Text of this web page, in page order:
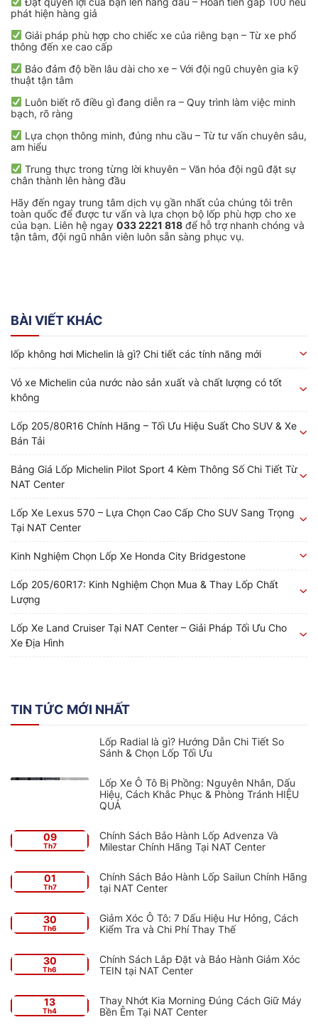
phát hiện hàng giả
Giải pháp phù hợp cho chiếc xe của riêng bạn – Từ xe phổ
thông đến xe cao cấp
Bảo đảm độ bền lâu dài cho xe – Với đội ngũ chuyên gia kỹ
thuật tận tâm
Luôn biết rõ điều gì đang diễn ra – Quy trình làm việc minh
bạch, rõ ràng
Lựa chọn thông minh, đúng nhu cầu – Từ tư vấn chuyên sâu,
am hiểu
Trung thực trong từng lời khuyên – Văn hóa đội ngũ đặt sự
chân thành lên hàng đầu
Hãy đến ngay trung tâm dịch vụ gần nhất của chúng tôi trên
toàn quốc để được tư vấn và lựa chọn bộ lốp phù hợp cho xe
của bạn. Liên hệ ngay 033 2221 818 để hỗ trợ nhanh chóng và
tận tâm, đội ngũ nhân viên luôn sẵn sàng phục vụ.
BÀI VIẾT KHÁC
lốp không hơi Michelin là gì? Chi tiết các tính năng mới
Vỏ xe Michelin của nước nào sản xuất và chất lượng có tốt
không
Lốp 205/80R16 Chính Hãng – Tối Ưu Hiệu Suất Cho SUV & Xe
Bán Tải
Bảng Giá Lốp Michelin Pilot Sport 4 Kèm Thông Số Chi Tiết Từ
NAT Center
Lốp Xe Lexus 570 – Lựa Chọn Cao Cấp Cho SUV Sang Trọng
Tại NAT Center
Kinh Nghiệm Chọn Lốp Xe Honda City Bridgestone
Lốp 205/60R17: Kinh Nghiệm Chọn Mua & Thay Lốp Chất
Lượng
Lốp Xe Land Cruiser Tại NAT Center – Giải Pháp Tối Ưu Cho
Xe Địa Hình
TIN TỨC MỚI NHẤT
Lốp Radial là gì? Hướng Dẫn Chi Tiết So
Sánh & Chọn Lốp Tối Ưu
Lốp Xe Ô Tô Bị Phồng: Nguyên Nhân, Dấu
Hiệu, Cách Khắc Phục & Phòng Tránh HIỆU
QUẢ
09
Th7
Chính Sách Bảo Hành Lốp Advenza Và
Milestar Chính Hãng Tại NAT Center
01
Th7
Chính Sách Bảo Hành Lốp Sailun Chính Hãng
tại NAT Center
30
Th6
Giảm Xóc Ô Tô: 7 Dấu Hiệu Hư Hỏng, Cách
Kiểm Tra và Chi Phí Thay Thế
30
Th6
Chính Sách Lắp Đặt và Bảo Hành Giảm Xóc
TEIN tại NAT Center
13
Th4
Thay Nhớt Kia Morning Đúng Cách Giữ Máy
Bền Êm Tại NAT Center